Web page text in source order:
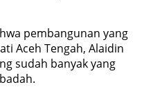
pembangunan yang
Aceh Tengah, Alaidin
sudah banyak yang